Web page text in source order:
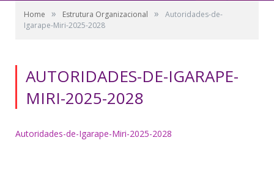
Home » Estrutura Organizacional »
Autoridades-de-
Igarape-Miri-2025-2028
AUTORIDADES-DE-IGARAPE-
MIRI-2025-2028
Autoridades-de-Igarape-Miri-2025-2028